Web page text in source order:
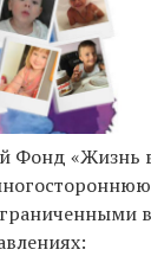
Фонд «Жизнь